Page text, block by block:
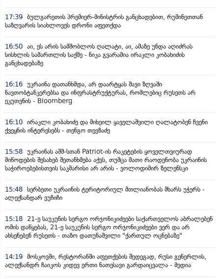
17:39 ბულგარეთის პრემიერ-მინისტრის განცხადებით, რუმინეთთან
საზღვარის სიახლოვეს დრონი აფეთქდა
16:50 აი, ეს არის სამშობლოს ღალატი, აი, ამაზე უნდა აღიძრას
სისხლის სამართლის საქმე - ნიკა გვარამია ირაკლი კობახიძის
განცხადებაზე
16:16 უკრაინა დათანხმდა, არ დაარტყას შავი ზღვაში
ნავთობტანკერებსა და ინფრასტრუქტურას, რომლებიც რუსეთს არ
ეკუთვნის - Bloomberg
16:10 ირაკლი კობახიძე და მიხეილ ყაველაშვილი ღალატობენ ჩვენი
ქვეყნის ინტერესებს - თენგო თევზაძე
15:58 უკრაინას აშშ-სთან Patriot-ის რაკეტების ყოველთვიურად
მიწოდების შესახებ შეთანხმება აქვს, თუმცა მათი რაოდენობა უკრაინის
საჭიროებებისთვის საკმარისი არ არის - ვოლოდიმირ ზელენსკი
15:48 სერბეთი უკრაინის ტერიტორიულ მთლიანობას მხარს უჭერს -
ალექსანდარ ვუჩიჩი
15:18
21-ე საუკუნის სერგო ორჯონიკიძეები საქართველოს აბრალებენ
ომის დაწყებას, 21-ე საუკუნის სერგო ორჯონიკიძეები ვერ და არ
ახსენებენ რუსეთს - თაზო დათუნაშვილი "ქართულ ოცნებაზე"
14:19 მოსკოვში, რესტორანში აფეთქების შედეგად, რუსი გენერლის,
ალექსანდრ ჩაიკოს კიდევ ერთი ნათესავი გარდაიცვალა - მედია